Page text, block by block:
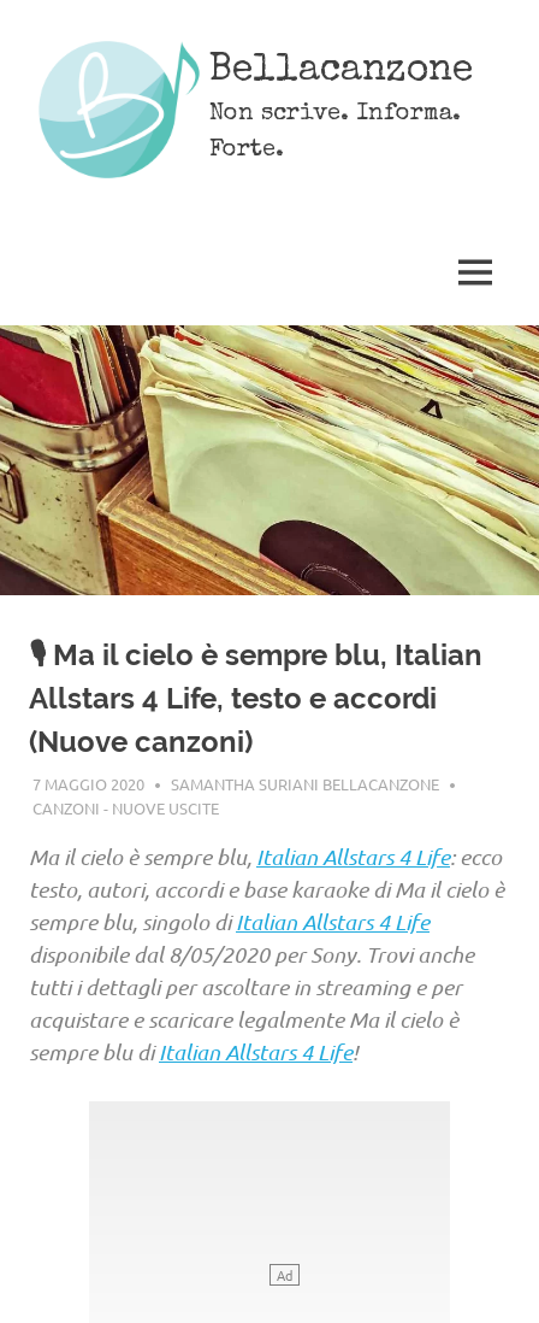
content
Bellacanzone
Non scrive. Informa.
Forte.
MENU
🎙️ Ma il cielo è sempre blu, Italian
Allstars 4 Life, testo e accordi
(Nuove canzoni)
7 MAGGIO 2020
SAMANTHA SURIANI BELLACANZONE
CANZONI - NUOVE USCITE
Ma il cielo è sempre blu, Italian Allstars 4 Life: ecco
testo, autori, accordi e base karaoke di Ma il cielo è
sempre blu, singolo diItalian Allstars 4 Life
disponibile dal 8/05/2020 per Sony. Trovi anche
tutti i dettagli per ascoltare in streaming e per
acquistare e scaricare legalmente Ma il cielo è
sempre blu diItalian Allstars 4 Life!